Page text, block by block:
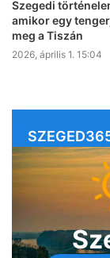
Szegedi
amikor egy
meg a Tiszán
2026, április 1. 15:04